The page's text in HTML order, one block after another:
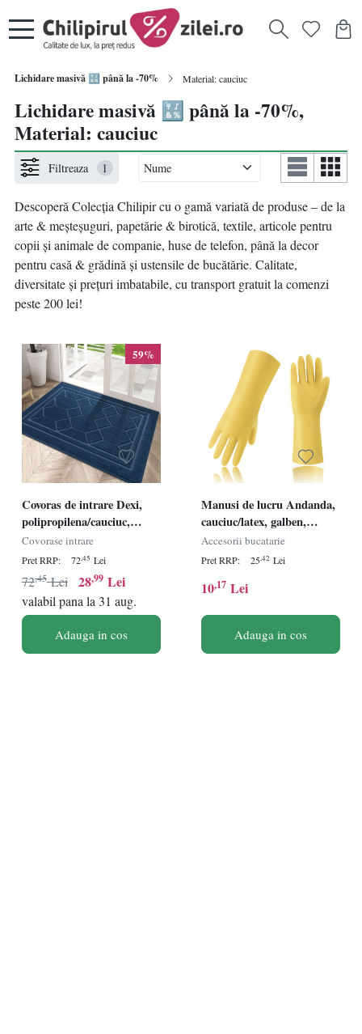
Lichidare masivă 🔣 până la -70% Material: cauciuc
Lichidare masivă 🔣 până la -70%,
Material: cauciuc
Filtreaza 1
Descoperă Colecția Chilipircu o gamă variată de produse – de la
arte & meșteșuguri, papetărie & birotică, textile, articole pentru
copii și animale de companie, huse de telefon, până la decor
pentru casă & grădină și ustensile de bucătărie. Calitate,
diversitate și prețuri imbatabile, cu transport gratuit la comenzi
peste 200 lei!
59%
Covoras de intrare Dexi,
polipropilena/cauciuc,
albastru inchis, 50 x 80 cm
Covorase intrare
Pret RRP: 72,45 Lei
28,99 Lei
72,45 Lei
valabil pana la 31 aug.
Adauga in cos
Manusi de lucru Andanda,
cauciuc/latex, galben,
marimea L
Accesorii bucatarie
Pret RRP: 25,42 Lei
10,17 Lei
Adauga in cos